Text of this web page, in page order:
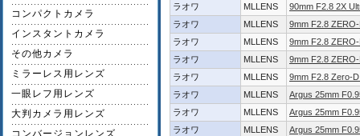
コンパクトカメラ
インスタントカメラ
その他カメラ
ミラーレス用レンズ
一眼レフ用レンズ
大判カメラ用レンズ
コンバージョンレンズ
ラオワ
MLLENS
90mm F2.8 2X
ラオワ
MLLENS
9mm F2.8
ラオワ
MLLENS
9mm F2.8
ラオワ
MLLENS
9mm F2.8
ラオワ
MLLENS
9mm F2.8 Zero-
ラオワ
MLLENS
Argus 25mm
ラオワ
MLLENS
Argus 25mm
ラオワ
MLLENS
Argus 25mm